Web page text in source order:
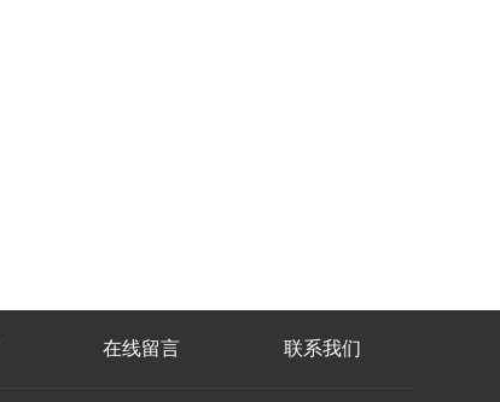
在线留言 联系我们